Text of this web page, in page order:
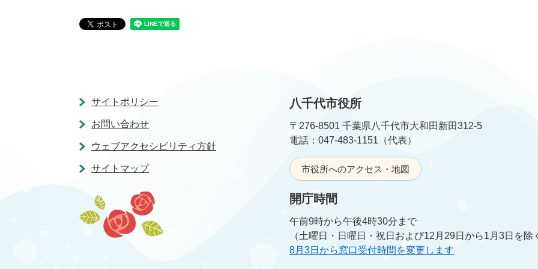
サイトポリシー
お問い合わせ
ウェブアクセシビリティ方針
サイトマップ
八千代市役所
〒276-8501 千葉県八千代市大和田新田312-5
電話：047-483-1151（代表）
市役所へのアクセス・地図
開庁時間
午前9時から午後4時30分まで
（土曜日・日曜日・祝日および12月29日から1月3日を除
8月3日から窓口受付時間を変更します